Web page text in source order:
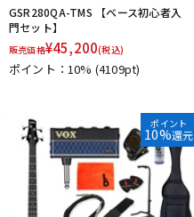
GSR280QA-TMS 【ベース初心者入
門セット】
販売価格¥45,200(税込)
ポイント：10% (4109pt)
ポイント
10%還元